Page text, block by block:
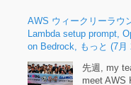
AWS ウィークリーラウ
Lambda setup prompt
on Bedrock , もっと (7
先週,
my
meet AWS